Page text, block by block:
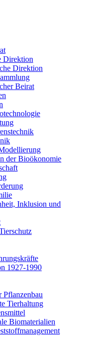
Direktion
Direktion
Beirat
der Bioökonomie
Inklusion und
1927-1990
Tierhaltung
Biomaterialien